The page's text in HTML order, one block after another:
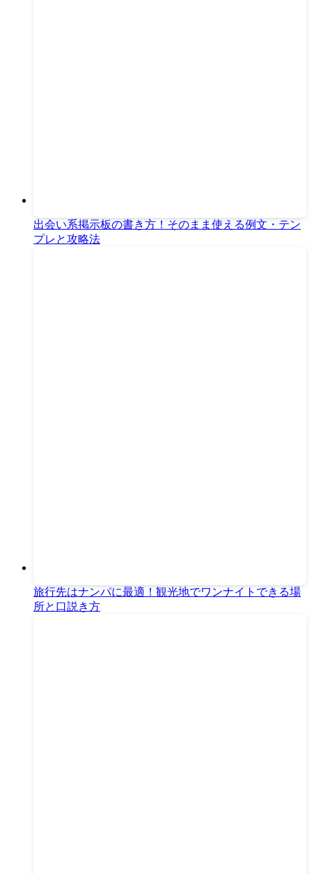
出会い系掲示板の書き方！そのまま使える例文・テン
プレと攻略法
旅行先はナンパに最適！観光地でワンナイトできる場
所と口説き方